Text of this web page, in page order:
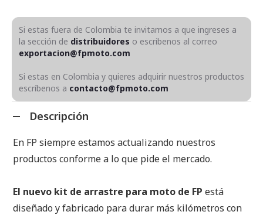
Si estas fuera de Colombia te invitamos a que ingreses a
la sección de distribuidores o escribenos al correo
exportacion@fpmoto.com
Si estas en Colombia y quieres adquirir nuestros productos
escríbenos a contacto@fpmoto.com
Descripción
En FP siempre estamos actualizando nuestros
productos conforme a lo que pide el mercado.
El nuevo kit de arrastre para moto de FP está
diseñado y fabricado para durar más kilómetros con